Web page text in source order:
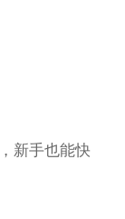
新手也能快